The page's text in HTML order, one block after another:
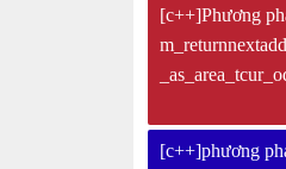
[c++]Phương
[c++]phương